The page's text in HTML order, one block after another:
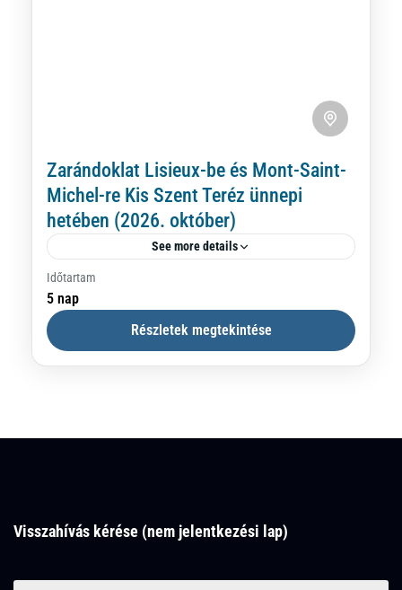
Zarándoklat Lisieux-be és Mont-Saint-
Michel-re Kis Szent Teréz ünnepi
hetében (2026. október)
See more details
Ezen az úton Kis Szent Teréz rövid életének
helyszíneire, szülővárosába Alençonba és
Lisieux-be zarándokolunk, hogy magunk is
közelebb kerüljünk Isten szeretetéhez, ahogy
Időtartam
5 nap
Részletek megtekintése
Visszahívás kérése (nem jelentkezési lap)